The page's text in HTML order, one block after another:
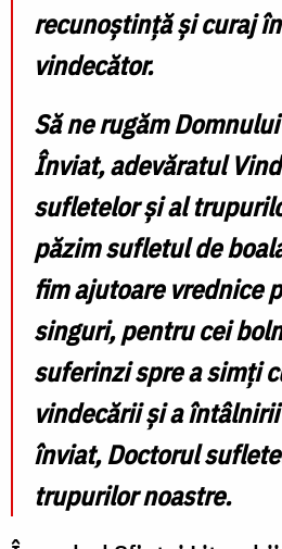
recunoștință și curaj
vindecător.
Să ne rugăm
Înviat, adevăratul
sufletelor și al
păzim sufletul de
fim ajutoare vrednice
singuri, pentru cei
suferinzi spre a simți
vindecării şi a
înviat, Doctorul
trupurilor noastre.